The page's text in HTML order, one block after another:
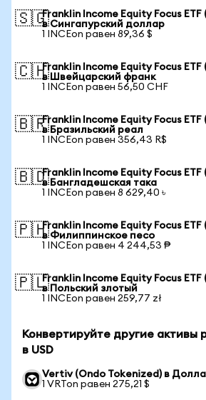
🇸🇬Franklin Income Equity Focus
в Сингапурский доллар
1 INCEon равен 89,36 $
🇨🇭Franklin Income Equity Focus
в Швейцарский франк
1 INCEon равен 56,50 CHF
🇧🇷Franklin Income Equity Focus
в Бразильский реал
1 INCEon равен 356,43 R$
🇧🇩Franklin Income Equity Focus
в Бангладешская така
1 INCEon равен 8 629,40 ৳
🇵🇭Franklin Income Equity Focus
в Филиппинское песо
1 INCEon равен 4 244,53 ₱
🇵🇱Franklin Income Equity Focus
в Польский злотый
1 INCEon равен 259,77 zł
Конвертируйте другие активы
в USD
Vertiv (Ondo Tokenized) в
1 VRTon равен 275,21 $